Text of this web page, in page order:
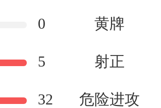
0 黄牌
5 射正
32 危险进攻